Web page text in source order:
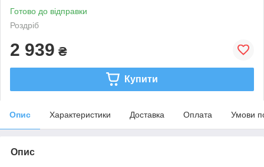
Готово до відправки
Роздріб
2 939 ₴
Купити
Опис Характеристики Доставка Оплата Умови
Опис